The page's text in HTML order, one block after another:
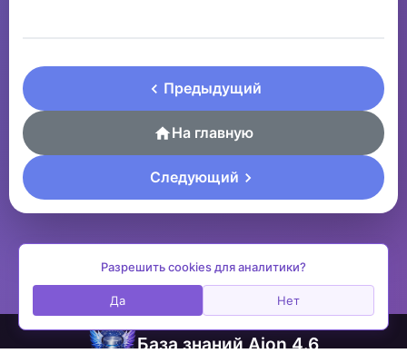
Предыдущий
На главную
Следующий
База знаний Aion 4.6
Разрешить cookies для аналитики?
Да Нет